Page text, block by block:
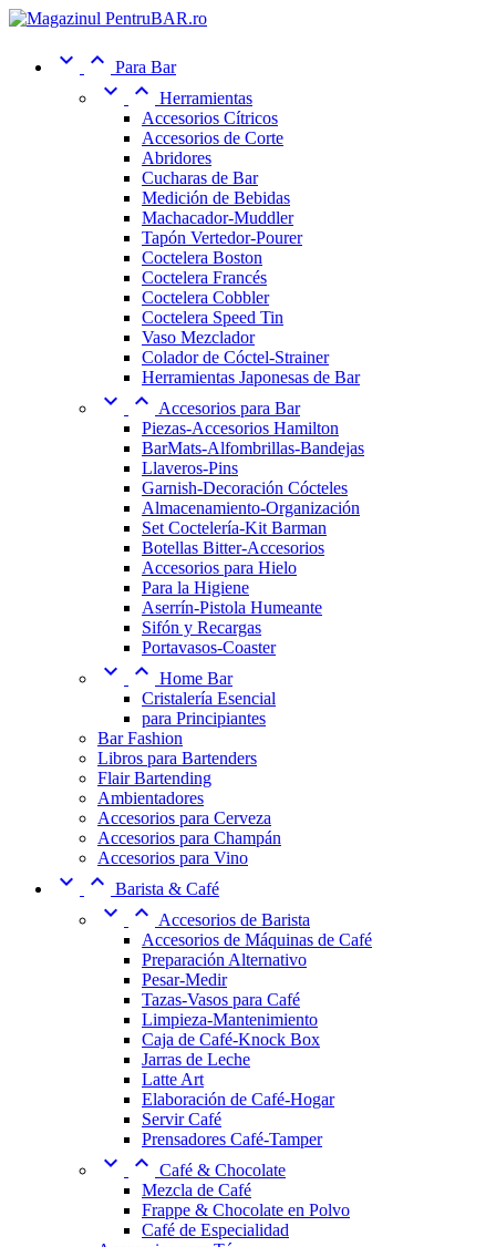
  Para Bar
  Herramientas
Accesorios Cítricos
Accesorios de Corte
Abridores
Cucharas de Bar
Medición de Bebidas
Machacador-Muddler
Tapón Vertedor-Pourer
Coctelera Boston
Coctelera Francés
Coctelera Cobbler
Coctelera Speed Tin
Vaso Mezclador
Colador de Cóctel-Strainer
Herramientas Japonesas de Bar
  Accesorios para Bar
Piezas-Accesorios Hamilton
BarMats-Alfombrillas-Bandejas
Llaveros-Pins
Garnish-Decoración Cócteles
Almacenamiento-Organización
Set Coctelería-Kit Barman
Botellas Bitter-Accesorios
Accesorios para Hielo
Para la Higiene
Aserrín-Pistola Humeante
Sifón y Recargas
Portavasos-Coaster
  Home Bar
Cristalería Esencial
para Principiantes
Bar Fashion
Libros para Bartenders
Flair Bartending
Ambientadores
Accesorios para Cerveza
Accesorios para Champán
Accesorios para Vino
  Barista & Café
  Accesorios de Barista
Accesorios de Máquinas de Café
Preparación Alternativo
Pesar-Medir
Tazas-Vasos para Café
Limpieza-Mantenimiento
Caja de Café-Knock Box
Jarras de Leche
Latte Art
Elaboración de Café-Hogar
Servir Café
Prensadores Café-Tamper
  Café & Chocolate
Mezcla de Café
Frappe & Chocolate en Polvo
Café de Especialidad